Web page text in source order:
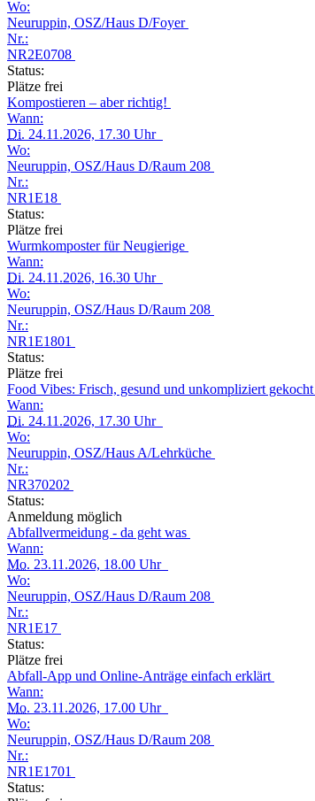
Wo:
Neuruppin, OSZ/Haus D/Foyer
Nr.:
NR2E0708
Status:
Plätze frei
Kompostieren – aber richtig!
Wann:
Di. 24.11.2026, 17.30 Uhr
Wo:
Neuruppin, OSZ/Haus D/Raum 208
Nr.:
NR1E18
Status:
Plätze frei
Wurmkomposter für Neugierige
Wann:
Di. 24.11.2026, 16.30 Uhr
Wo:
Neuruppin, OSZ/Haus D/Raum 208
Nr.:
NR1E1801
Status:
Plätze frei
Food Vibes: Frisch, gesund und unkompliziert gekocht
Wann:
Di. 24.11.2026, 17.30 Uhr
Wo:
Neuruppin, OSZ/Haus A/Lehrküche
Nr.:
NR370202
Status:
Anmeldung möglich
Abfallvermeidung - da geht was
Wann:
Mo. 23.11.2026, 18.00 Uhr
Wo:
Neuruppin, OSZ/Haus D/Raum 208
Nr.:
NR1E17
Status:
Plätze frei
Abfall-App und Online-Anträge einfach erklärt
Wann:
Mo. 23.11.2026, 17.00 Uhr
Wo:
Neuruppin, OSZ/Haus D/Raum 208
Nr.:
NR1E1701
Status: